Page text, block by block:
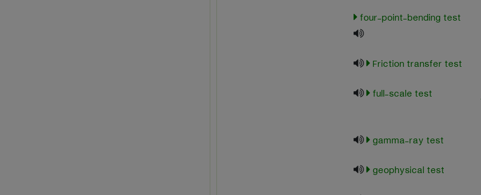
four-point-bending test
Friction transfer test
full-scale test
gamma-ray test
geophysical test